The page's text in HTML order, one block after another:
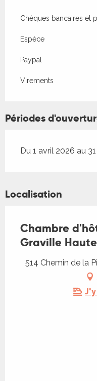
Chèques bancaires et
Espèce
Paypal
Virements
Périodes
Du 1 avril 2026 au
Localisation
Chambre
Graville Haute
514 Chemin de la
J'y